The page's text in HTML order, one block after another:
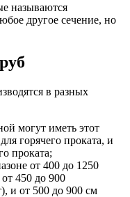
называются
другое сечение, но
в разных
могут иметь этот
горячего проката, и
проката;
от 400 до 1250
450 до 900
и от 500 до 900 см